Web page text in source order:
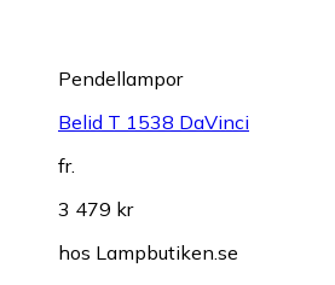
Pendellampor
Belid T 1538 DaVinci
fr.
3 479 kr
hos Lampbutiken.se